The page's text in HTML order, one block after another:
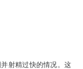
射精过快的情况。这